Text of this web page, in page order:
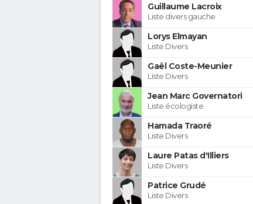
Guillaume Lacroix
Liste divers gauche
Lorys Elmayan
Liste Divers
Gaël Coste-Meunier
Liste Divers
Jean Marc Governatori
Liste écologiste
Hamada Traoré
Liste Divers
Laure Patas d'Illiers
Liste Divers
Patrice Grudé
Liste Divers